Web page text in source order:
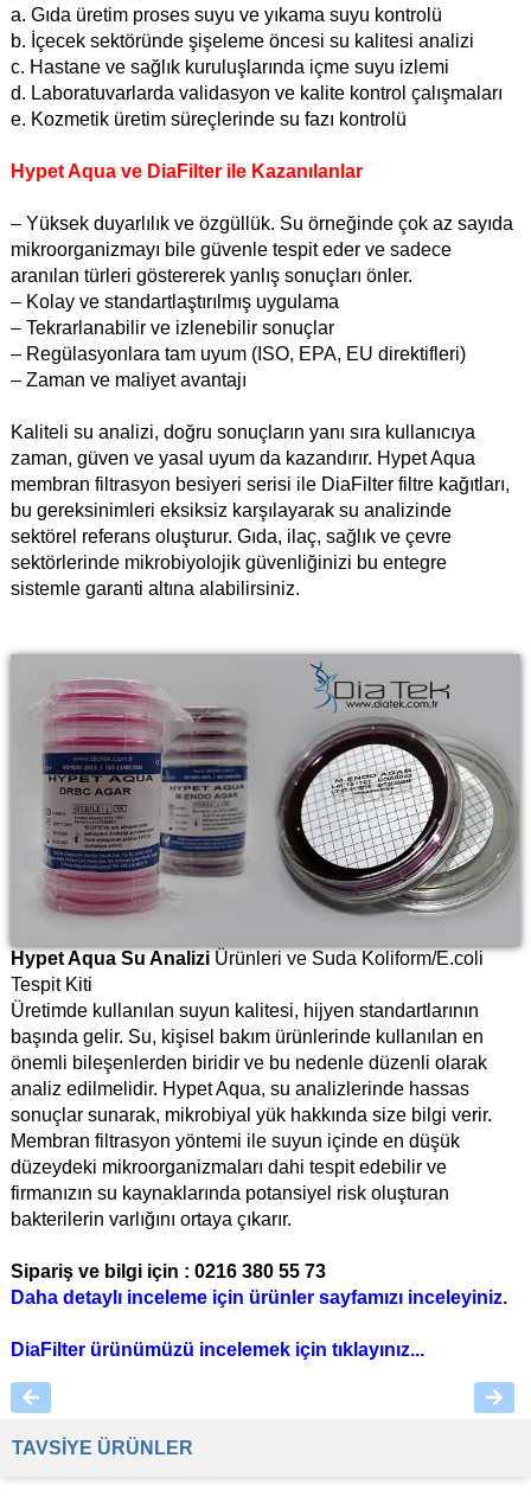
a. Gıda üretim proses suyu ve yıkama suyu kontrolü
b. İçecek sektöründe şişeleme öncesi su kalitesi analizi
c. Hastane ve sağlık kuruluşlarında içme suyu izlemi
d. Laboratuvarlarda validasyon ve kalite kontrol çalışmaları
e. Kozmetik üretim süreçlerinde su fazı kontrolü
Hypet Aqua ve DiaFilter ile Kazanılanlar
– Yüksek duyarlılık ve özgüllük. Su örneğinde çok az sayıda
mikroorganizmayı bile güvenle tespit eder ve sadece
aranılan türleri göstererek yanlış sonuçları önler.
– Kolay ve standartlaştırılmış uygulama
– Tekrarlanabilir ve izlenebilir sonuçlar
– Regülasyonlara tam uyum (ISO, EPA, EU direktifleri)
– Zaman ve maliyet avantajı
Kaliteli su analizi, doğru sonuçların yanı sıra kullanıcıya
zaman, güven ve yasal uyum da kazandırır. Hypet Aqua
membran filtrasyon besiyeri serisi ile DiaFilter filtre kağıtları,
bu gereksinimleri eksiksiz karşılayarak su analizinde
sektörel referans oluşturur. Gıda, ilaç, sağlık ve çevre
sektörlerinde mikrobiyolojik güvenliğinizi bu entegre
sistemle garanti altına alabilirsiniz.
Hypet Aqua Su Analizi Ürünleri ve Suda Koliform/E.coli
Tespit Kiti
Üretimde kullanılan suyun kalitesi, hijyen standartlarının
başında gelir. Su, kişisel bakım ürünlerinde kullanılan en
önemli bileşenlerden biridir ve bu nedenle düzenli olarak
analiz edilmelidir. Hypet Aqua, su analizlerinde hassas
sonuçlar sunarak, mikrobiyal yük hakkında size bilgi verir.
Membran filtrasyon yöntemi ile suyun içinde en düşük
düzeydeki mikroorganizmaları dahi tespit edebilir ve
firmanızın su kaynaklarında potansiyel risk oluşturan
bakterilerin varlığını ortaya çıkarır.
Sipariş ve bilgi için : 0216 380 55 73
Daha detaylı inceleme için ürünler sayfamızı inceleyiniz.
DiaFilter ürünümüzü incelemek için tıklayınız...
TAVSİYE ÜRÜNLER